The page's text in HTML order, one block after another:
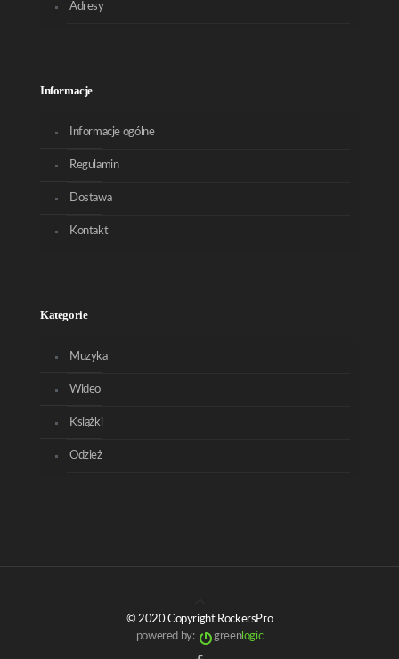
Adresy
Informacje
Informacje ogólne
Regulamin
Dostawa
Kontakt
Kategorie
Muzyka
Wideo
Książki
Odzież
© 2020 Copyright RockersPro
powered by:
greenlogic